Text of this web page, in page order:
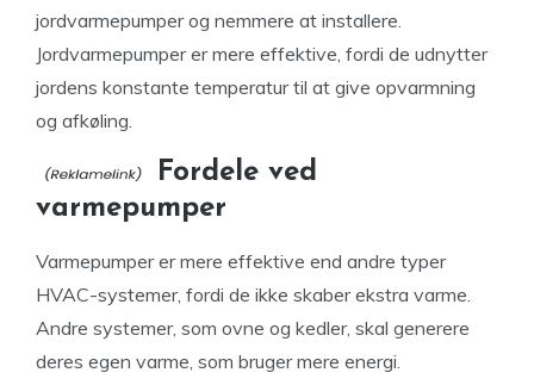
jordvarmepumper og nemmere at installere.
Jordvarmepumper er mere effektive, fordi de udnytter
jordens konstante temperatur til at give opvarmning
og afkøling.
Fordele ved
varmepumper
Varmepumper er mere effektive end andre typer
HVAC-systemer, fordi de ikke skaber ekstra varme.
Andre systemer, som ovne og kedler, skal generere
deres egen varme, som bruger mere energi.